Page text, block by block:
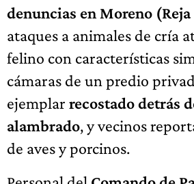
denuncias en Moreno (Reja
ataques a animales de cría
felino con características
cámaras de un predio
ejemplar recostado detrás
alambrado, y vecinos
de aves y porcinos.